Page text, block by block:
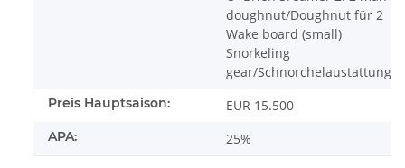
doughnut/Doughnut für 2
Wake board (small)
Snorkeling
gear/Schnorchelaustattung
Preis Hauptsaison: EUR 15.500
APA: 25%